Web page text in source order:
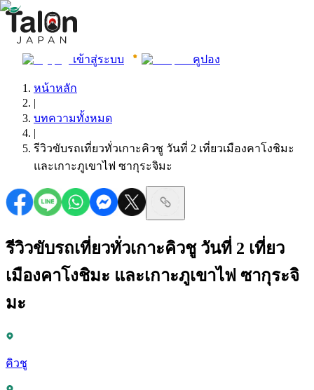
เข้าสู่ระบบ คูปอง
หน้าหลัก
|
บทความทั้งหมด
|
รีวิวขับรถเที่ยวทั่วเกาะคิวชู วันที่ 2 เที่ยวเมืองคาโงชิมะ
และเกาะภูเขาไฟ ซากุระจิมะ
รีวิวขับรถเที่ยวทั่วเกาะคิวชู วันที่ 2 เที่ยว
เมืองคาโงชิมะ และเกาะภูเขาไฟ ซากุระจิ
มะ
คิวชู